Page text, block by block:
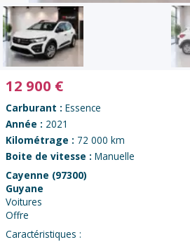
12 900 €
Carburant : Essence
Année : 2021
Kilométrage : 72 000 km
Boite de vitesse : Manuelle
Cayenne (97300)
Guyane
Voitures
Offre
Caractéristiques :